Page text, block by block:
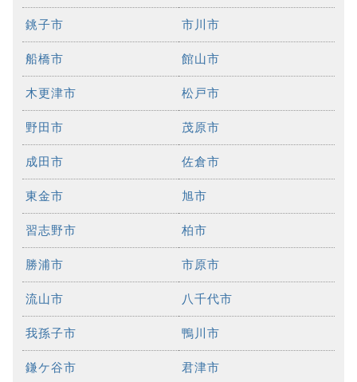
銚子市 市川市
船橋市 館山市
木更津市 松戸市
野田市 茂原市
成田市 佐倉市
東金市 旭市
習志野市 柏市
勝浦市 市原市
流山市 八千代市
我孫子市 鴨川市
鎌ケ谷市 君津市